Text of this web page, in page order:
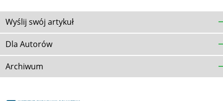
Wyślij swój artykuł
Dla Autorów
Archiwum